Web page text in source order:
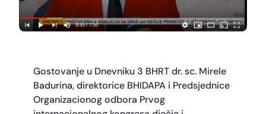
Gostovanje u Dnevniku 3 BHRT dr. sc. Mirele
Badurina, direktorice BHIDAPA i Predsjednice
Organizacionog odbora Prvog